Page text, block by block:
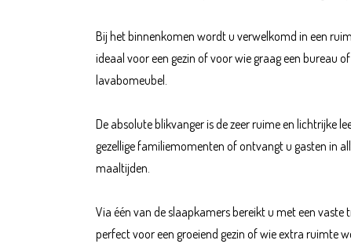
Bij het binnenkomen wordt u verwelkomd in een
ideaal voor een gezin of voor wie graag een bureau
lavabomeubel.
De absolute blikvanger is de zeer ruime en lichtrijke
gezellige familiemomenten of ontvangt u gasten in
maaltijden.
Via één van de slaapkamers bereikt u met een
perfect voor een groeiend gezin of wie extra ruimte